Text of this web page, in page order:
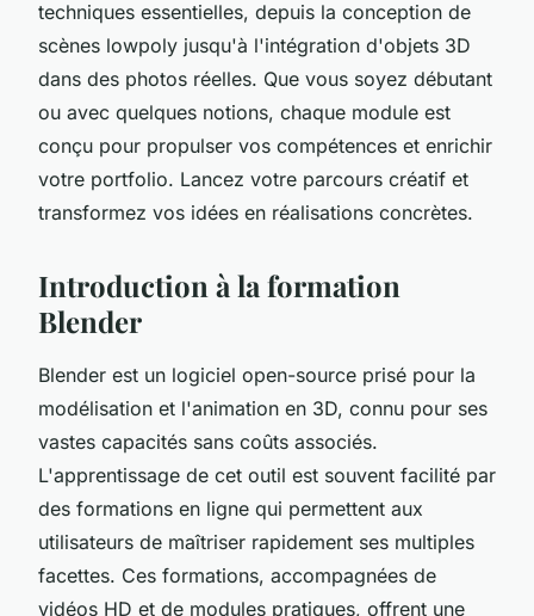
techniques essentielles, depuis la conception de
scènes lowpoly jusqu'à l'intégration d'objets 3D
dans des photos réelles. Que vous soyez débutant
ou avec quelques notions, chaque module est
conçu pour propulser vos compétences et enrichir
votre portfolio. Lancez votre parcours créatif et
transformez vos idées en réalisations concrètes.
Introduction à la formation
Blender
Blender est un logiciel open-source prisé pour la
modélisation et l'animation en 3D, connu pour ses
vastes capacités sans coûts associés.
L'apprentissage de cet outil est souvent facilité par
des formations en ligne qui permettent aux
utilisateurs de maîtriser rapidement ses multiples
facettes. Ces formations, accompagnées de
vidéos HD et de modules pratiques, offrent une